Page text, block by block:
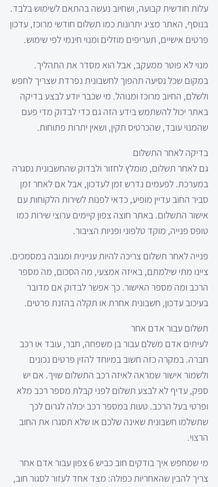
עלות חודשית קבועה, ושחיוב נעשה בהתאם לשימוש בלבד.
בנוסף, האתר מציג יתרונות כמו תשלום חודשי מרוכז, עדכון
פרטים אישיים, תעריפים מוזלים ומנוי חינמי לפי שימוש.
מנוי לא פוטר ממעקב, אבל הוא מסדר את התהליך.
במקום שכל נסיעה תהפוך לחשבונית נפרדת שצריך לחפש
ולשלם, החיוב מרוכז ומנוהל. מי שכבר יודע לבצע בדיקה
באתר יכול להשתמש בידע הזה גם כדי לבדוק מדי פעם
שהמנוי עובד, שהכרטיס תקין, ושאין יתרות פתוחות.
בדיקה לאחר התשלום
גם לאחר תשלום, מומלץ לחזור ולבדוק שהחשבונית נסגרה
במערכת. לפעמים נדרש זמן לעדכון, אבל אם לאחר זמן
סביר החוב עדיין מופיע, כדאי לפנות לשירות הלקוחות עם
אישור התשלום. באתר חוצה צפון קיימים ערוצי שירות כמו
טופס פנייה, מוקד טלפוני ופניות הציבור.
פנייה לאחר תשלום צריכה להיות עניינית ומגובה במסמכים.
ציינו מתי שילמתם, באיזה אמצעי, מה הסכום, מה מספר
הרכב ומה מספר האישור. כך אפשר לבדוק אם מדובר
בעיכוב עדכון, חשבונית אחרת או תקלה בהזנת פרטים.
תשלום עבור אדם אחר
לעיתים אדם משלם עבור בן משפחה, חבר, עובד או רכב
חברה. במקרה כזה חשוב במיוחד להזין פרטים נכונים
ולשמור אישור שמראה לאיזה רכב התשלום שויך. אם יש
ספק, עדיף לא לבצע תשלום לפני קבלת מספר רכב מלא
ופרטי בעל הרכב. טעות במספר רכב יכולה לגרום לכך
שתשלמו חשבונית שאינה שלכם או שלא תסגרו את החוב
הרצוי.
מי שמחפש איך בודקים חוב כביש 6 צפון עבור אדם אחר
צריך להבין שהאחריות כפולה: מצד אחד לעזור לסגור חוב,